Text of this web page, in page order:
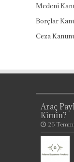
Medeni
Borçlar
Ceza
Araç
Kimin?
26